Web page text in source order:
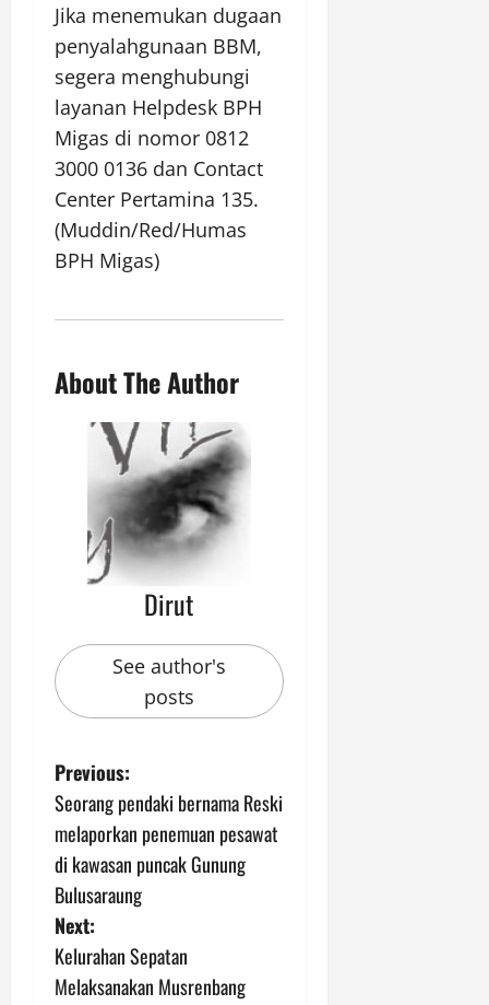
Jika menemukan dugaan
penyalahgunaan BBM,
segera menghubungi
layanan Helpdesk BPH
Migas di nomor 0812
3000 0136 dan Contact
Center Pertamina 135.
(Muddin/Red/Humas
BPH Migas)
About The Author
Dirut
See author's
posts
P
o
s
t
n
Previous:
Seorang pendaki bernama Reski
melaporkan penemuan pesawat
di kawasan puncak Gunung
Bulusaraung
Next:
Kelurahan Sepatan
Melaksanakan Musrenbang